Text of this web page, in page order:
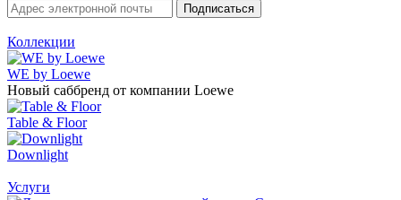
Коллекции
WE by Loewe
Новый саббренд от компании Loewe
Table & Floor
Downlight
Услуги